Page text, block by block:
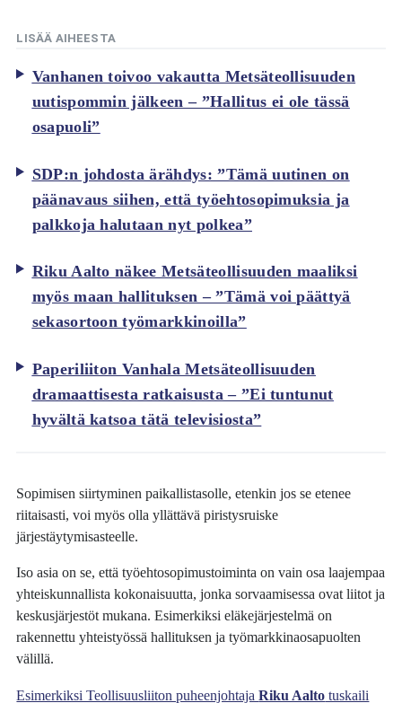
LISÄÄ AIHEESTA
Vanhanen toivoo vakautta Metsäteollisuuden
uutispommin jälkeen – ”Hallitus ei ole tässä
osapuoli”
SDP:n johdosta ärähdys: ”Tämä uutinen on
päänavaus siihen, että työehtosopimuksia ja
palkkoja halutaan nyt polkea”
Riku Aalto näkee Metsäteollisuuden maaliksi
myös maan hallituksen – ”Tämä voi päättyä
sekasortoon työmarkkinoilla”
Paperiliiton Vanhala Metsäteollisuuden
dramaattisesta ratkaisusta – ”Ei tuntunut
hyvältä katsoa tätä televisiosta”
Sopimisen siirtyminen paikallistasolle, etenkin jos se etenee
riitaisasti, voi myös olla yllättävä piristysruiske
järjestäytymisasteelle.
Iso asia on se, että työehtosopimustoiminta on vain osa laajempaa
yhteiskunnallista kokonaisuutta, jonka sorvaamisessa ovat liitot ja
keskusjärjestöt mukana. Esimerkiksi eläkejärjestelmä on
rakennettu yhteistyössä hallituksen ja työmarkkinaosapuolten
välillä.
Esimerkiksi Teollisuusliiton puheenjohtajaRiku Aalto tuskaili